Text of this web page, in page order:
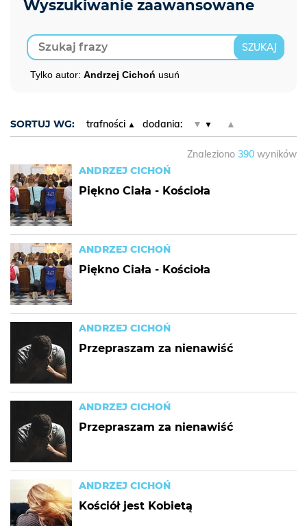
Tylko autor: Andrzej Cichoń usuń
SORTUJ WG: trafności dodania: ▼ ▲
Znaleziono 390 wyników
ANDRZEJ CICHOŃ
Piękno Ciała - Kościoła
ANDRZEJ CICHOŃ
Piękno Ciała - Kościoła
ANDRZEJ CICHOŃ
Przepraszam za nienawiść
ANDRZEJ CICHOŃ
Przepraszam za nienawiść
ANDRZEJ CICHOŃ
Kościół jest Kobietą